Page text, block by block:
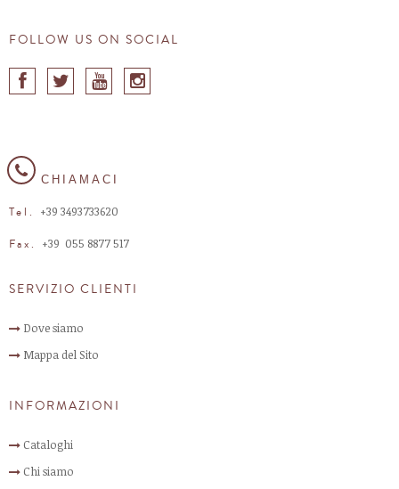
FOLLOW US ON SOCIAL
CHIAMACI
Tel. +39 3493733620
Fax. +39 055 8877 517​
SERVIZIO CLIENTI
Dove siamo
Mappa del Sito
INFORMAZIONI
Cataloghi
Chi siamo